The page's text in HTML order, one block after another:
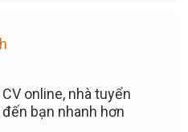
online, nhà tuyển
bạn nhanh hơn